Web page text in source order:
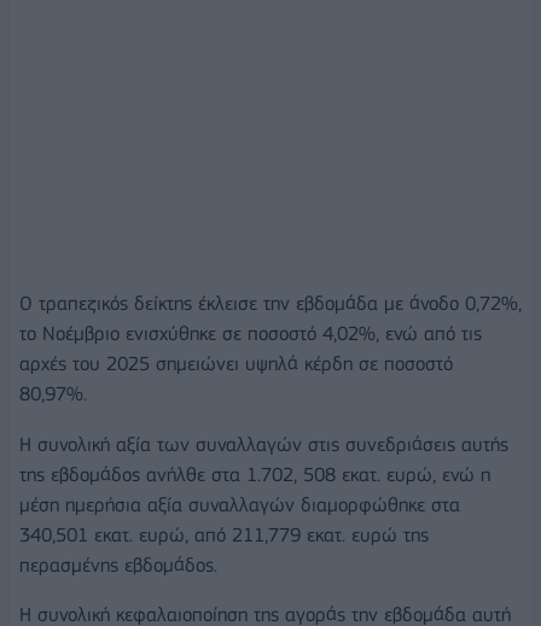
Ο τραπεζικός δείκτης έκλεισε την εβδομάδα με άνοδο 0,72%,
το Νοέμβριο ενισχύθηκε σε ποσοστό 4,02%, ενώ από τις
αρχές του 2025 σημειώνει υψηλά κέρδη σε ποσοστό
80,97%.
Η συνολική αξία των συναλλαγών στις συνεδριάσεις αυτής
της εβδομάδος ανήλθε στα 1.702, 508 εκατ. ευρώ, ενώ η
μέση ημερήσια αξία συναλλαγών διαμορφώθηκε στα
340,501 εκατ. ευρώ, από 211,779 εκατ. ευρώ της
περασμένης εβδομάδος.
Η συνολική κεφαλαιοποίηση της αγοράς την εβδομάδα αυτή